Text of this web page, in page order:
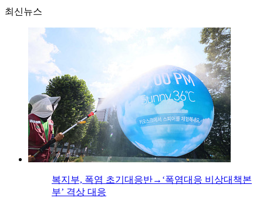
최신뉴스
복지부, 폭염 초기대응반→‘폭염대응 비상대책본
부’ 격상 대응